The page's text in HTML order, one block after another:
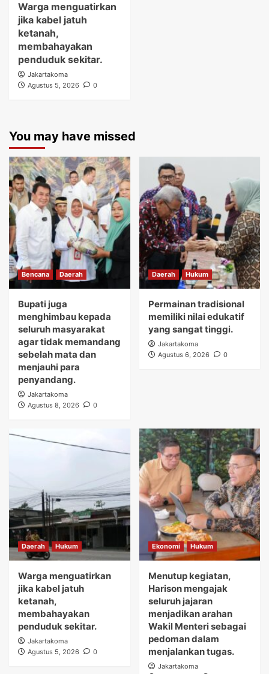
Warga menguatirkan
jika kabel jatuh
ketanah,
membahayakan
penduduk sekitar.
Jakartakoma
Agustus 5, 2026
0
You may have missed
Bencana Daerah
Bupati juga
menghimbau kepada
seluruh masyarakat
agar tidak memandang
sebelah mata dan
menjauhi para
penyandang.
Jakartakoma
Agustus 8, 2026
0
Daerah Hukum
Permainan tradisional
memiliki nilai edukatif
yang sangat tinggi.
Jakartakoma
Agustus 6, 2026
0
Daerah Hukum
Warga menguatirkan
jika kabel jatuh
ketanah,
membahayakan
penduduk sekitar.
Jakartakoma
Agustus 5, 2026
0
Ekonomi Hukum
Menutup kegiatan,
Harison mengajak
seluruh jajaran
menjadikan arahan
Wakil Menteri sebagai
pedoman dalam
menjalankan tugas.
Jakartakoma